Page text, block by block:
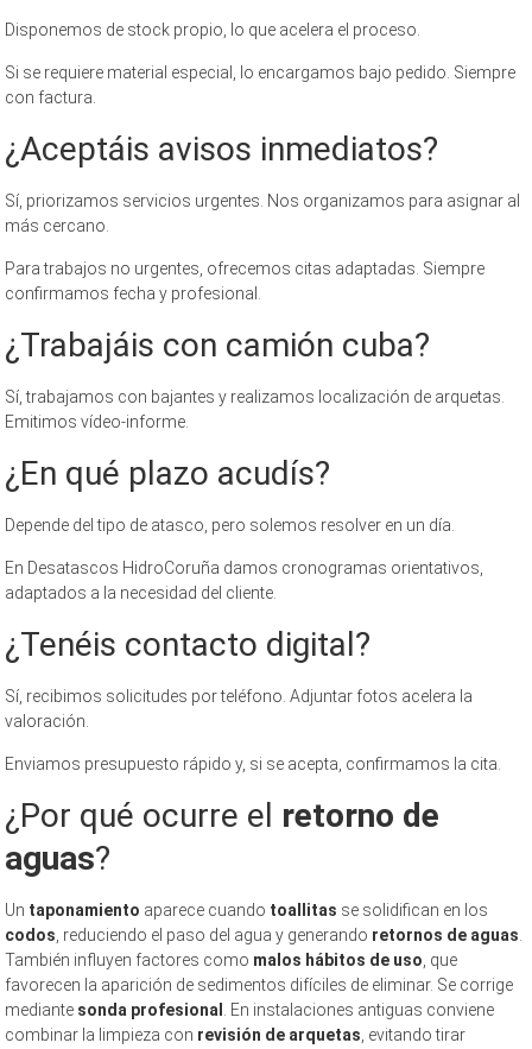
Disponemos de stock propio, lo que acelera el proceso.
Si se requiere material especial, lo encargamos bajo pedido. Siempre
con factura.
¿Aceptáis avisos inmediatos?
Sí, priorizamos servicios urgentes. Nos organizamos para asignar al
más cercano.
Para trabajos no urgentes, ofrecemos citas adaptadas. Siempre
confirmamos fecha y profesional.
¿Trabajáis con camión cuba?
Sí, trabajamos con bajantes y realizamos localización de arquetas.
Emitimos vídeo-informe.
¿En qué plazo acudís?
Depende del tipo de atasco, pero solemos resolver en un día.
En Desatascos HidroCoruña damos cronogramas orientativos,
adaptados a la necesidad del cliente.
¿Tenéis contacto digital?
Sí, recibimos solicitudes por teléfono. Adjuntar fotos acelera la
valoración.
Enviamos presupuesto rápido y, si se acepta, confirmamos la cita.
¿Por qué ocurre el retorno de
aguas?
Un taponamiento aparece cuando toallitas se solidifican en los
codos , reduciendo el paso del agua y generando retornos de aguas
También influyen factores como malos hábitos de uso , que
favorecen la aparición de sedimentos difíciles de eliminar. Se corrige
mediante sonda profesional
. En instalaciones antiguas conviene
combinar la limpieza con revisión de arquetas , evitando tirar